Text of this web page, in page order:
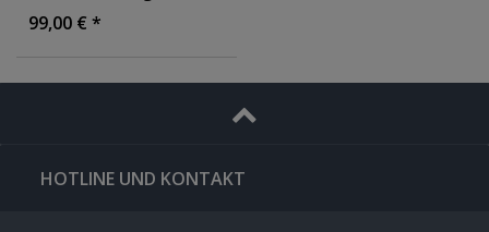
Federgabel Gabel
gefedert
99,00 € *
HOTLINE UND KONTAKT